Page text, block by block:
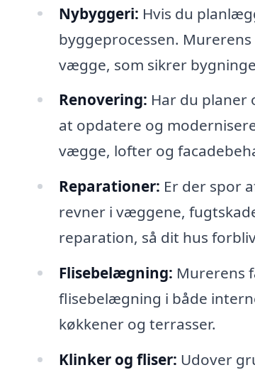
Nybyggeri: Hvis du
byggeprocessen.
vægge, som sikrer
Renovering: Har du planer
at opdatere og
vægge, lofter og
Reparationer: Er der spor
revner i væggene,
reparation, så dit hus
Flisebelægning: Murerens
flisebelægning i både
køkkener og terrasser.
Klinker og fliser: Udover